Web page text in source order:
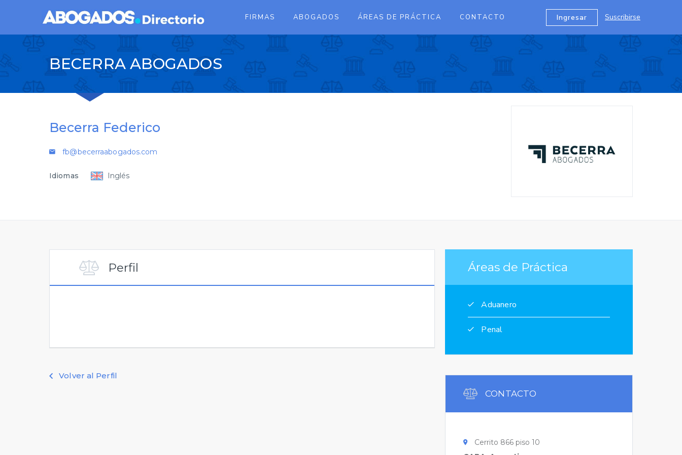
FIRMAS ABOGADOS ÁREAS DE PRÁCTICA CONTACTO Ingresar Suscribirse
BECERRA ABOGADOS
Becerra Federico
fb@becerraabogados.com
Idiomas Inglés
Perfil
Volver al Perfil
Áreas de Práctica
Aduanero
Penal
CONTACTO
Cerrito 866 piso 10